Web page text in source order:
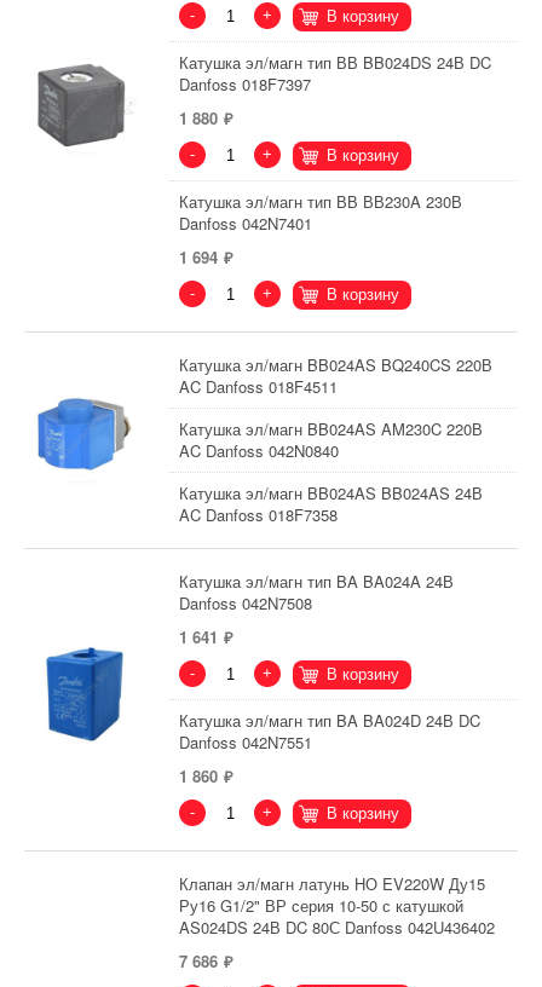
- + В корзину
Катушка эл/магн тип ВВ BB024DS 24В DC
Danfoss 018F7397
1 880
- + В корзину
Катушка эл/магн тип ВВ ВВ230A 230В
Danfoss 042N7401
1 694
- + В корзину
Катушка эл/магн BB024AS BQ240CS 220В
AC Danfoss 018F4511
Катушка эл/магн BB024AS AM230C 220В
AC Danfoss 042N0840
Катушка эл/магн BB024AS BB024AS 24В
AC Danfoss 018F7358
Катушка эл/магн тип BA BA024A 24В
Danfoss 042N7508
1 641
- + В корзину
Катушка эл/магн тип BA BA024D 24В DC
Danfoss 042N7551
1 860
- + В корзину
Клапан эл/магн латунь НО EV220W Ду15
Ру16 G1/2" ВР серия 10-50 с катушкой
AS024DS 24В DC 80С Danfoss 042U436402
7 686